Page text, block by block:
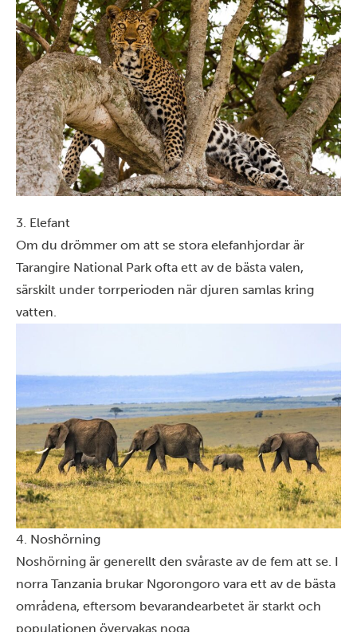
3. Elefant
Om du drömmer om att se stora elefanhjordar är
Tarangire National Park ofta ett av de bästa valen,
särskilt under torrperioden när djuren samlas kring
vatten.
4. Noshörning
Noshörning är generellt den svåraste av de fem att se. I
norra Tanzania brukar Ngorongoro vara ett av de bästa
områdena, eftersom bevarandearbetet är starkt och
populationen övervakas noga.